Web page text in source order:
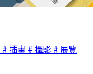
# 插畫 # 攝影 # 展覽